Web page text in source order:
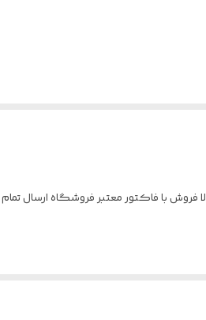
کالا فروش با فاکتور معتبر فروشگاه ارسال